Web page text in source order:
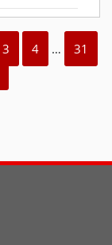
3 4 …
31